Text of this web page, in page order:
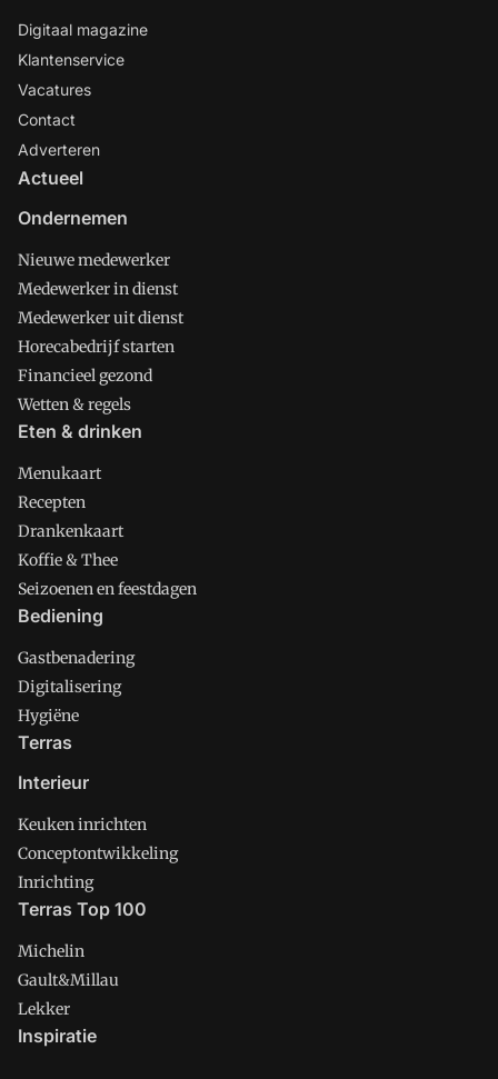
Digitaal magazine
Klantenservice
Vacatures
Contact
Adverteren
Actueel
Ondernemen
Nieuwe medewerker
Medewerker in dienst
Medewerker uit dienst
Horecabedrijf starten
Financieel gezond
Wetten & regels
Eten & drinken
Menukaart
Recepten
Drankenkaart
Koffie & Thee
Seizoenen en feestdagen
Bediening
Gastbenadering
Digitalisering
Hygiëne
Terras
Interieur
Keuken inrichten
Conceptontwikkeling
Inrichting
Terras Top 100
Michelin
Gault&Millau
Lekker
Inspiratie